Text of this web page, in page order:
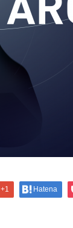
+1 Hatena